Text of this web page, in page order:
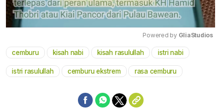
Mute
Powered by GliaStudios
cemburu kisah nabi kisah rasulullah istri nabi
istri rasulullah cemburu ekstrem rasa cemburu